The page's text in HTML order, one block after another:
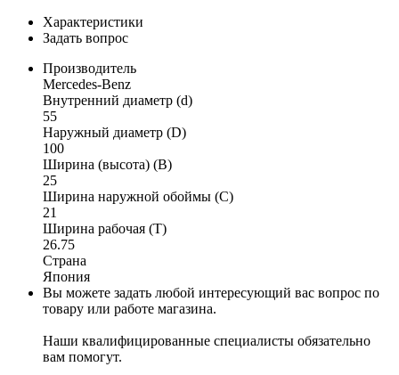
Характеристики
Задать вопрос
Производитель
Mercedes-Benz
Внутренний диаметр (d)
55
Наружный диаметр (D)
100
Ширина (высота) (B)
25
Ширина наружной обоймы (C)
21
Ширина рабочая (T)
26.75
Страна
Япония
Вы можете задать любой интересующий вас вопрос по
товару или работе магазина.
Наши квалифицированные специалисты обязательно
вам помогут.